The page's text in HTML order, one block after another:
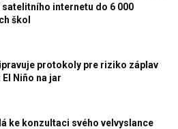
satelitního internetu do 6 000
škol
protokoly pre riziko záplav
Niño na jar
ke konzultaci svého velvyslance